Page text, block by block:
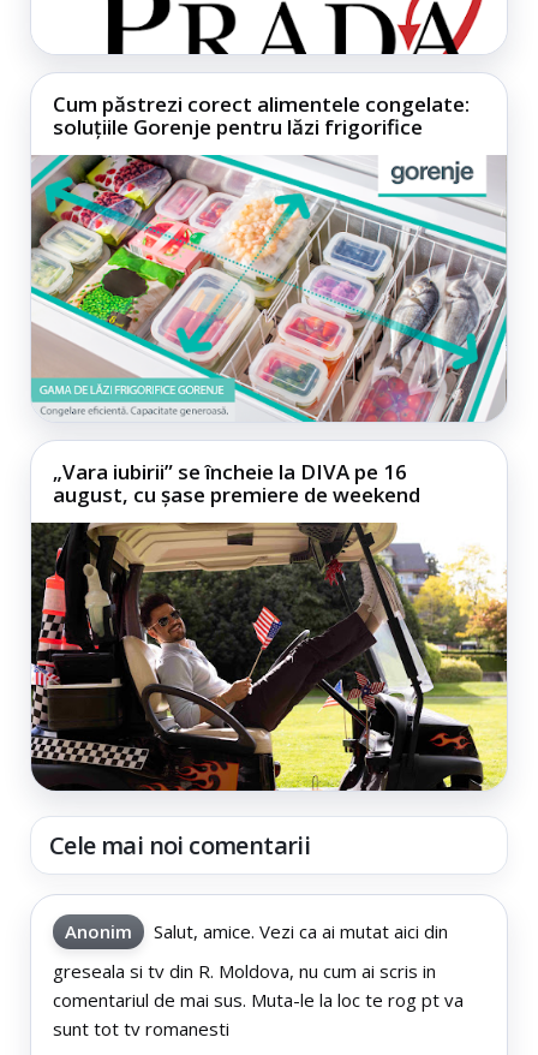
Cum păstrezi corect alimentele congelate:
soluțiile Gorenje pentru lăzi frigorifice
„Vara iubirii” se încheie la DIVA pe 16
august, cu șase premiere de weekend
Cele mai noi comentarii
Anonim
Salut, amice. Vezi ca ai mutat aici din
greseala si tv din R. Moldova, nu cum ai scris in
comentariul de mai sus. Muta-le la loc te rog pt va
sunt tot tv romanesti